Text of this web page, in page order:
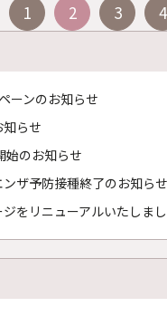
1 2 3 4
ーンのお知らせ
らせ
始のお知らせ
ザ予防接種終了のお知らせ
をリニューアルいたしま